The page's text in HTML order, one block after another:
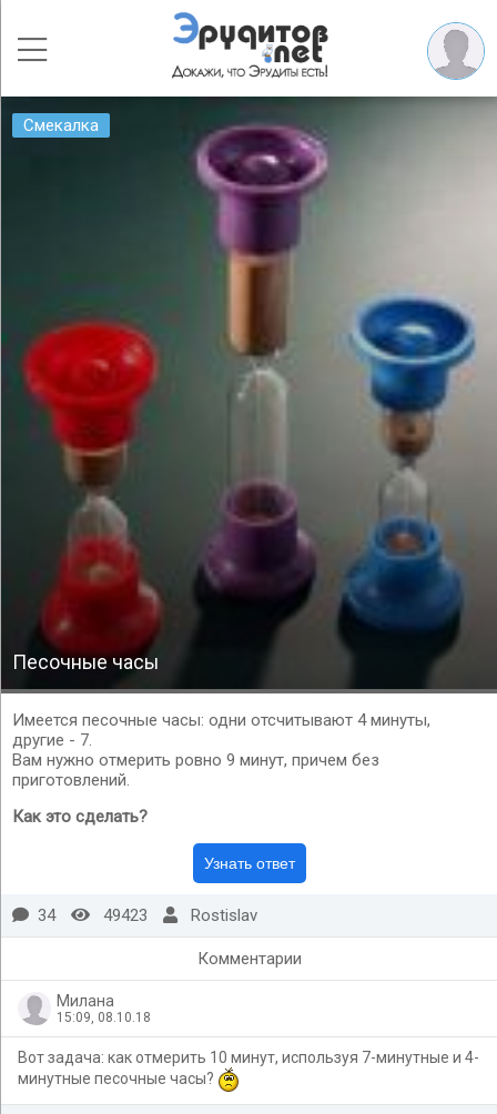
Смекалка
Песочные часы
Имеется песочные часы: одни отсчитывают 4 минуты,
другие - 7.
Вам нужно отмерить ровно 9 минут, причем без
приготовлений.
Как это сделать?
34 49423 Rostislav
Комментарии
Милана
15:09, 08.10.18
Вот задача: как отмерить 10 минут, используя 7-минутные и 4-
минутные песочные часы?